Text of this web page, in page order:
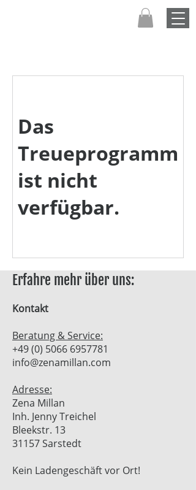
Das
Treueprogramm
ist nicht
verfügbar.
Erfahre mehr über uns:
Kontakt
Beratung & Service:
+49 (0) 5066 6957781
info@zenamillan.com
Adresse:
Zena Millan
Inh. Jenny Treichel
Bleekstr. 13
31157 Sarstedt
Kein Ladengeschäft vor Ort!